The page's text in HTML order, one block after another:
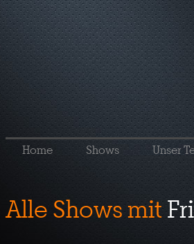
Home Shows Unser
Alle Shows mit